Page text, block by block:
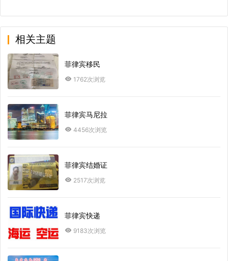
相关主题
菲律宾移民
1762次浏览
菲律宾马尼拉
4456次浏览
菲律宾结婚证
2517次浏览
菲律宾快递
9183次浏览